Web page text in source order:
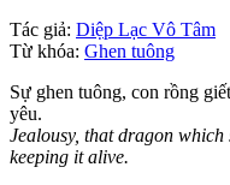
Tác giả: Diệp Lạc Vô Tâm
Từ khóa: Ghen tuông
Sự ghen tuông, con rồng
yêu.
Jealousy, that dragon which
keeping it alive.